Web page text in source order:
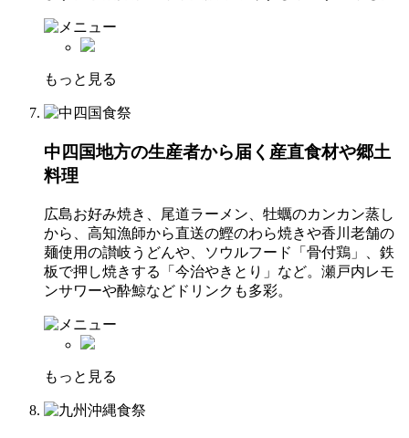
もっと見る
中四国地方の生産者から届く産直食材や郷土
料理
広島お好み焼き、尾道ラーメン、牡蠣のカンカン蒸し
から、高知漁師から直送の鰹のわら焼きや香川老舗の
麺使用の讃岐うどんや、ソウルフード「骨付鶏」、鉄
板で押し焼きする「今治やきとり」など。瀬戸内レモ
ンサワーや酔鯨などドリンクも多彩。
もっと見る